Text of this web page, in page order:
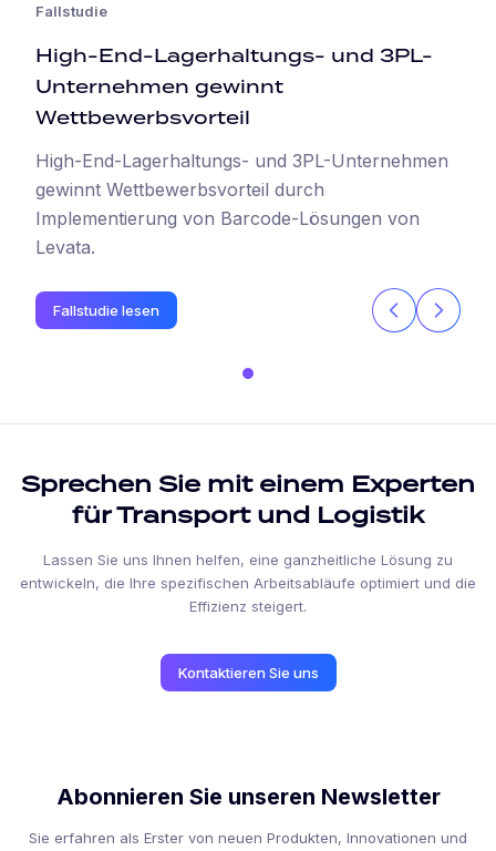
Fallstudie
High-End-Lagerhaltungs- und 3PL-
Unternehmen gewinnt
Wettbewerbsvorteil
High-End-Lagerhaltungs- und 3PL-Unternehmen
gewinnt Wettbewerbsvorteil durch
Implementierung von Barcode-Lösungen von
Levata.
Fallstudie lesen
Sprechen Sie mit einem Experten
für Transport und Logistik
Lassen Sie uns Ihnen helfen, eine ganzheitliche Lösung zu
entwickeln, die Ihre spezifischen Arbeitsabläufe optimiert und die
Effizienz steigert.
Kontaktieren Sie uns
Abonnieren Sie unseren Newsletter
Sie erfahren als Erster von neuen Produkten, Innovationen und